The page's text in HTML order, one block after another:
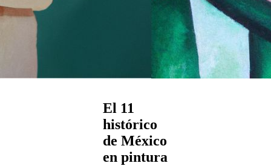
El 11
histórico
de México
en pintura